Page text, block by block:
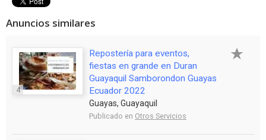
Anuncios similares
4
Repostería para eventos,
fiestas en grande en Duran
Guayaquil Samborondon Guayas
Ecuador 2022
Guayas, Guayaquil
Publicado en Otros Servicios